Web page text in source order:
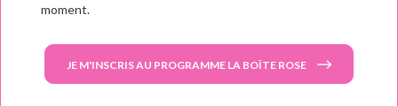
moment.
JE M'INSCRIS AU PROGRAMME LA BOÎTE ROSE